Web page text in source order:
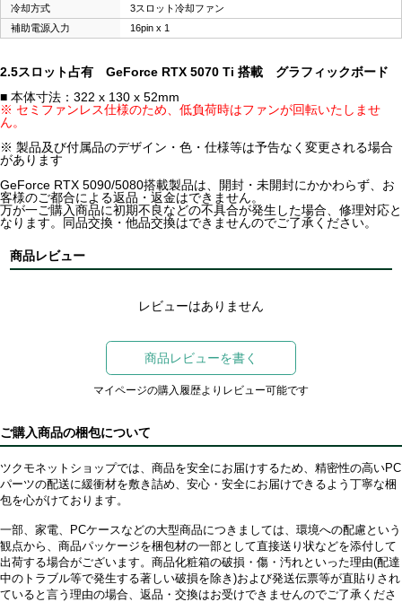
冷却方式
3スロット冷却ファン
補助電源入力
16pin x 1
2.5スロット占有 GeForce RTX 5070 Ti 搭載 グラフィックボード
■ 本体寸法：322 x 130 x 52mm
※ セミファンレス仕様のため、低負荷時はファンが回転いたしませ
ん。
※ 製品及び付属品のデザイン・色・仕様等は予告なく変更される場合
があります
GeForce RTX 5090/5080搭載製品は、開封・未開封にかかわらず、お
客様のご都合による返品・返金はできません。
万が一ご購入商品に初期不良などの不具合が発生した場合、修理対応と
なります。同品交換・他品交換はできませんのでご了承ください。
商品レビュー
レビューはありません
商品レビューを書く
マイページの購入履歴よりレビュー可能です
ご購入商品の梱包について
ツクモネットショップでは、商品を安全にお届けするため、精密性の高いPC
パーツの配送に緩衝材を敷き詰め、安心・安全にお届けできるよう丁寧な梱
包を心がけております。
一部、家電、PCケースなどの大型商品につきましては、環境への配慮という
観点から、商品パッケージを梱包材の一部として直接送り状などを添付して
出荷する場合がございます。商品化粧箱の破損・傷・汚れといった理由(配達
中のトラブル等で発生する著しい破損を除き)および発送伝票等が直貼りされ
ていると言う理由の場合、返品・交換はお受けできませんのでご了承くださ